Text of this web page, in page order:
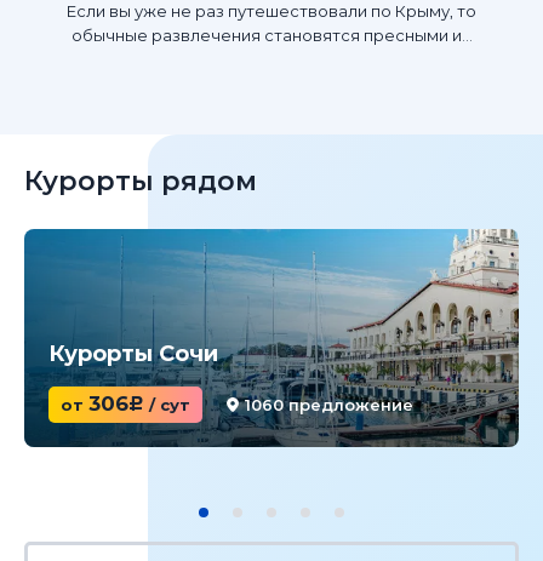
Если вы уже не раз путешествовали по Крыму, то
обычные развлечения становятся пресными и...
Курорты рядом
Курорты Сочи
от 306c / сут 1060 предложение